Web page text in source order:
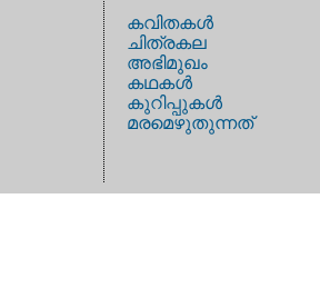
കവിതകള്‍
ചിത്രകല
അഭിമുഖം
കഥകള്‍
കുറിപ്പുകള്‍
മരമെഴുതുന്നത്